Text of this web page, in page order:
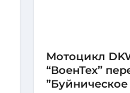
Мотоцикл
“ВоенТех”
”Буйническое